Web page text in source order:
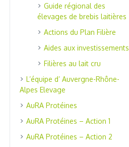
Guide régional des
élevages de brebis laitières
Actions du Plan Filière
Aides aux investissements
Filières au lait cru
L’équipe d’ Auvergne-Rhône-
Alpes Elevage
AuRA Protéines
AuRA Protéines – Action 1
AuRA Protéines – Action 2